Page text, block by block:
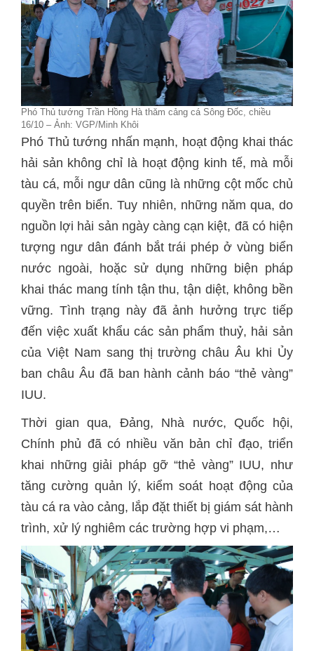
Phó Thủ tướng Trần Hồng Hà thăm cảng cá Sông Đốc, chiều
16/10 – Ảnh: VGP/Minh Khôi
Phó Thủ tướng nhấn mạnh, hoạt động khai thác
hải sản không chỉ là hoạt động kinh tế, mà mỗi
tàu cá, mỗi ngư dân cũng là những cột mốc chủ
quyền trên biển. Tuy nhiên, những năm qua, do
nguồn lợi hải sản ngày càng cạn kiệt, đã có hiện
tượng ngư dân đánh bắt trái phép ở vùng biển
nước ngoài, hoặc sử dụng những biện pháp
khai thác mang tính tận thu, tận diệt, không bền
vững. Tình trạng này đã ảnh hưởng trực tiếp
đến việc xuất khẩu các sản phẩm thuỷ, hải sản
của Việt Nam sang thị trường châu Âu khi Ủy
ban châu Âu đã ban hành cảnh báo “thẻ vàng”
IUU.
Thời gian qua, Đảng, Nhà nước, Quốc hội,
Chính phủ đã có nhiều văn bản chỉ đạo, triển
khai những giải pháp gỡ “thẻ vàng” IUU, như
tăng cường quản lý, kiểm soát hoạt động của
tàu cá ra vào cảng, lắp đặt thiết bị giám sát hành
trình, xử lý nghiêm các trường hợp vi phạm,…